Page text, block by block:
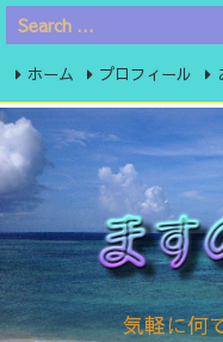
気軽に
ホーム プロフィール
プライバシーポリシー